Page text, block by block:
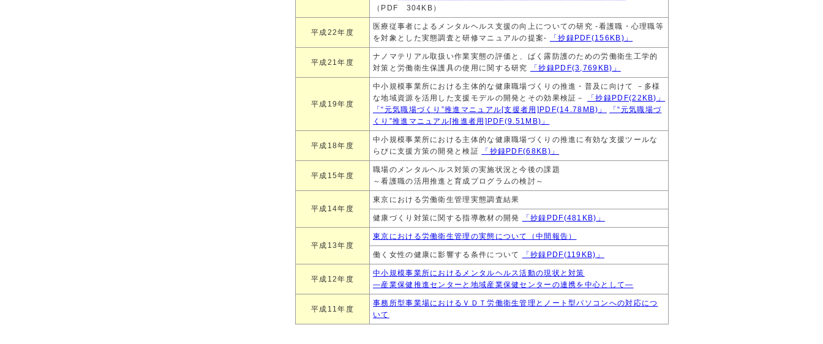
（PDF 304KB）
平成22年度
医療従事者によるメンタルヘルス支援の向上についての研究 -看護職・心理職等
を対象とした実態調査と研修マニュアルの提案-
「抄録PDF(156KB)」
平成21年度
ナノマテリアル取扱い作業実態の評価と、ばく露防護のための労働衛生工学的
対策と労働衛生保護具の使用に関する研究
「抄録PDF(3,769KB)」
平成19年度
中小規模事業所における主体的な健康職場づくりの推進・普及に向けて －多様
な地域資源を活用した支援モデルの開発とその効果検証－
「抄録PDF(22KB)」
「“元気職場づくり”推進マニュアル[支援者用]PDF(14.78MB)」
「“元気職場づ
くり”推進マニュアル[推進者用]PDF(9.51MB)」
平成18年度
中小規模事業所における主体的な健康職場づくりの推進に有効な支援ツールな
らびに支援方策の開発と検証
「抄録PDF(68KB)」
平成15年度
職場のメンタルヘルス対策の実施状況と今後の課題
～看護職の活用推進と育成プログラムの検討～
平成14年度
東京における労働衛生管理実態調査結果
健康づくり対策に関する指導教材の開発 「抄録PDF(481KB)」
平成13年度
東京における労働衛生管理の実態について（中間報告）
働く女性の健康に影響する条件について 「抄録PDF(119KB)」
平成12年度
中小規模事業所におけるメンタルヘルス活動の現状と対策
―産業保健推進センターと地域産業保健センターの連携を中心として―
平成11年度
事務所型事業場におけるＶＤＴ労働衛生管理とノート型パソコンへの対応につ
いて